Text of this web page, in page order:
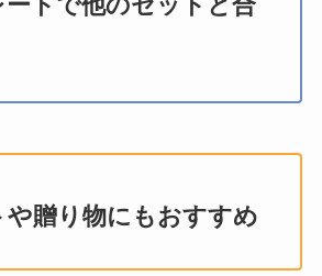
や贈り物にもおすすめ